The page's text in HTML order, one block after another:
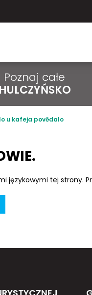
Poznaj całe
HULCZYŃSKO
u kafeja povědalo
językowymi tej strony.